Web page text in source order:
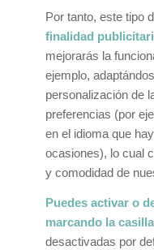
Por tanto, este tipo
finalidad
mejorarás la
ejemplo,
personalización de
preferencias (por
en el idioma que
ocasiones), lo cual
y comodidad de
Puedes activar o
marcando la
desactivadas por